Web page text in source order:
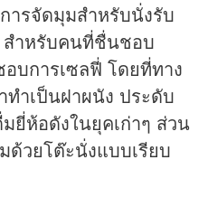
ารจัดมุมสำหรับนั่งรับ
สำหรับคนที่ชื่นชอบ
บการเซลฟี่ โดยที่ทาง
ทำเป็นฝาผนัง ประดับ
ยี่ห้อดังในยุคเก่าๆ ส่วน
ด้วยโต๊ะนั่งแบบเรียบ